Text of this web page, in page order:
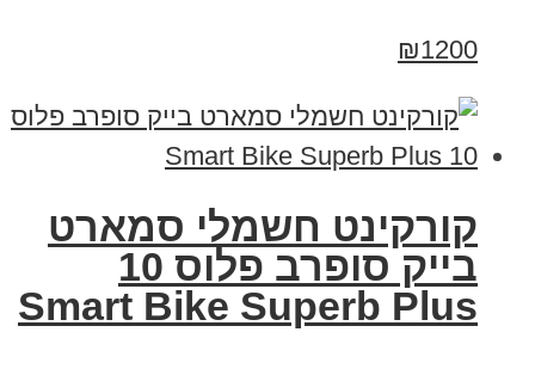
₪1200
קורקינט חשמלי סמארט
בייק סופרב פלוס 10
Smart Bike Superb Plus